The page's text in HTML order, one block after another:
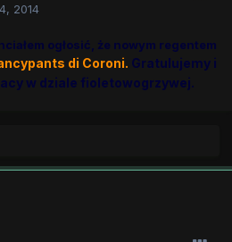
2014
ogłosić, że nowym regentem
di Coroni. Gratulujemy i
w dziale fioletowogrzywej.